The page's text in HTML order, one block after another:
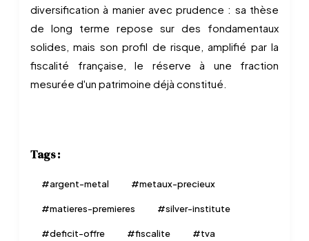
diversification à manier avec prudence : sa thèse
de long terme repose sur des fondamentaux
solides, mais son profil de risque, amplifié par la
fiscalité française, le réserve à une fraction
mesurée d'un patrimoine déjà constitué.
Tags :
#argent-metal #metaux-precieux
#matieres-premieres #silver-institute
#deficit-offre #fiscalite #tva